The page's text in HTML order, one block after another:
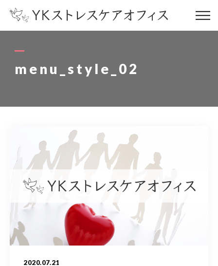
menu_style_02
2020.07.21
コンセプト
サービス内容
service
代表プロフィール
profile
ストレスケアブログ
blog
オフィス情報
office
クライエント様